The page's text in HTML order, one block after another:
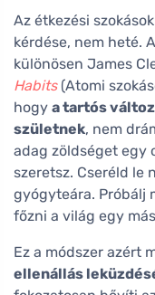
Az étkezési
kérdése, nem heté.
különösen James
Habits(Atomi
hogy a tartós
születnek, nem
adag zöldséget egy
szeretsz. Cseréld le
gyógyteára. Próbálj
főzni a világ egy
Ez a módszer azért
ellenállás